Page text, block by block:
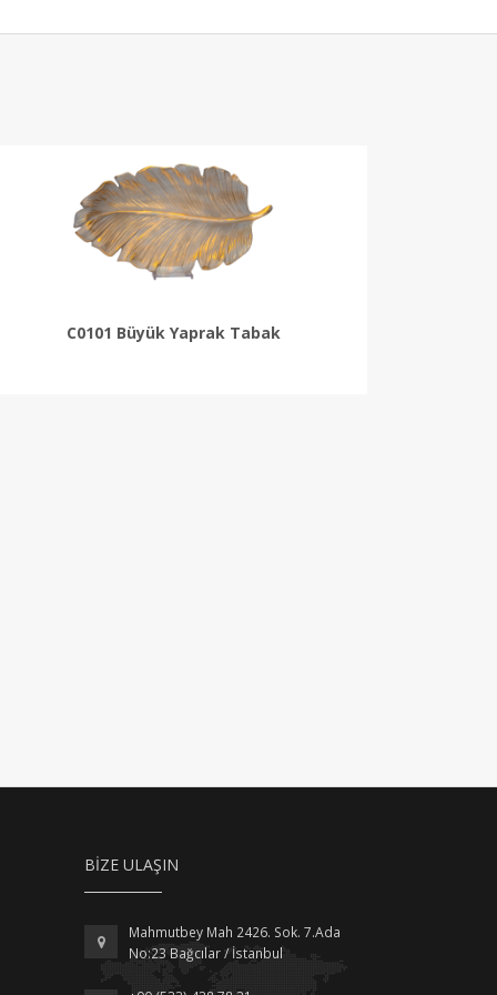
C0101 Büyük Yaprak Tabak
BIZE ULAŞIN
Mahmutbey Mah 2426. Sok. 7.Ada
No:23 Bağcılar / İstanbul